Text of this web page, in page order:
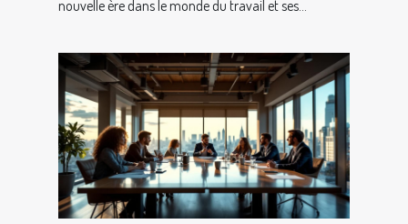
nouvelle ère dans le monde du travail et ses...